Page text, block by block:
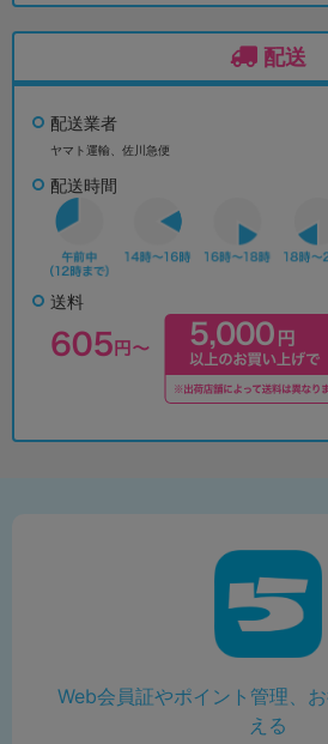
配送
配送業者
ヤマト運輸、佐川急便
配送時間
送料
Web会員証やポイント管理、
える